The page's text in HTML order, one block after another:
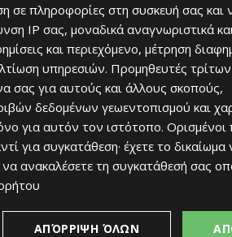
περιβαλλοντικά.
σε πληροφορίες στη συσκευή σας και
IP σας, μοναδικά αναγνωριστικά
και περιεχόμενο, μέτρηση
υπηρεσιών. Προμηθευτές
σας για αυτούς και άλλους σκοπούς,
δεδομένων γεωεντοπισμού και
για αυτόν τον ιστότοπο. Ορισμένοι
για συγκατάθεση· έχετε το δικαίωμα
ανακαλέσετε τη συγκατάθεσή σας
ΑΠΌΡΡΙΨΗ ΌΛΩΝ